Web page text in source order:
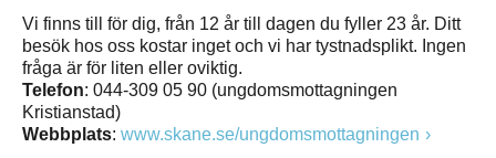
Vi finns till för dig, från 12 år till dagen du fyller 23 år. Ditt
besök hos oss kostar inget och vi har tystnadsplikt. Ingen
fråga är för liten eller oviktig.
Telefon: 044-309 05 90 (ungdomsmottagningen
Kristianstad)
Webbplats: www.skane.se/ungdomsmottagningen